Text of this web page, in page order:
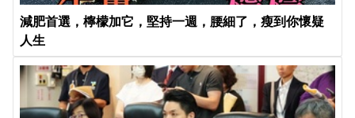
減肥首選，檸檬加它，堅持一週，腰細了，瘦到你懷疑
人生